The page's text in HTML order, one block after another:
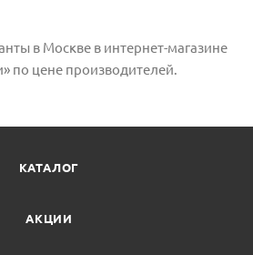
в Москве в интернет-магазине
по цене производителей.
КАТАЛОГ
АКЦИИ